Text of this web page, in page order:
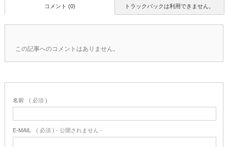
トラックバックは利用できません。
コメント (0)
この記事へのコメントはありません。
名前 ( 必須 )
E-MAIL ( 必須 ) - 公開されません -